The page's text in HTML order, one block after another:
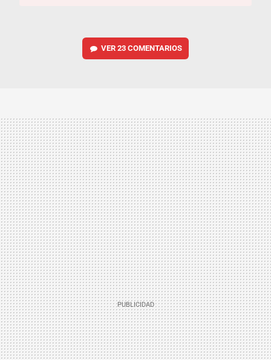
VER 23 COMENTARIOS